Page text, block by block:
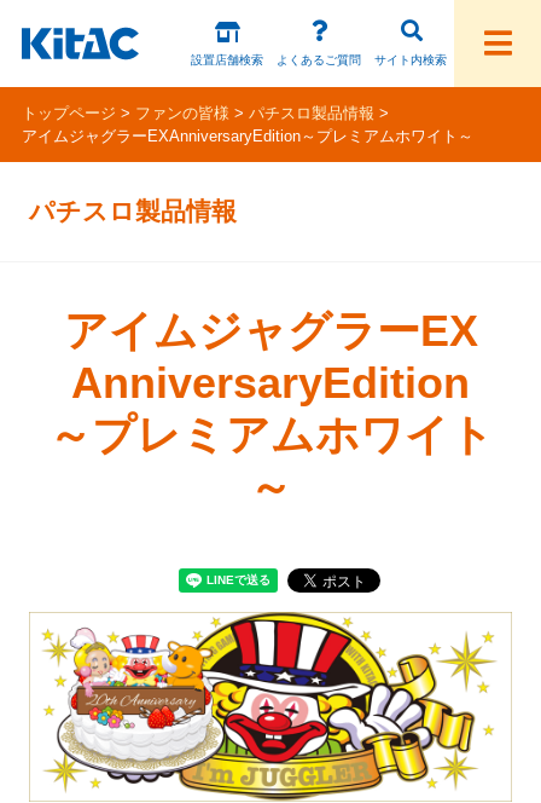
設置店舗検索 よくあるご質問 サイト内検索
ホール様向け製品
ボルフォースシリーズ
ホールコンオプション
GOGO! Wi-Fiシリーズ
キタッククラウドシリーズ
ファンの皆様
Kitac iD
スペシャルコンテンツ
トップページ ファンの皆様
パチスロ製品情報
アイムジャグラーEXAnniversaryEdition～プレミアムホワイト～
パチスロ製品情報
アイムジャグラーEX
AnniversaryEdition
～プレミアムホワイト
～